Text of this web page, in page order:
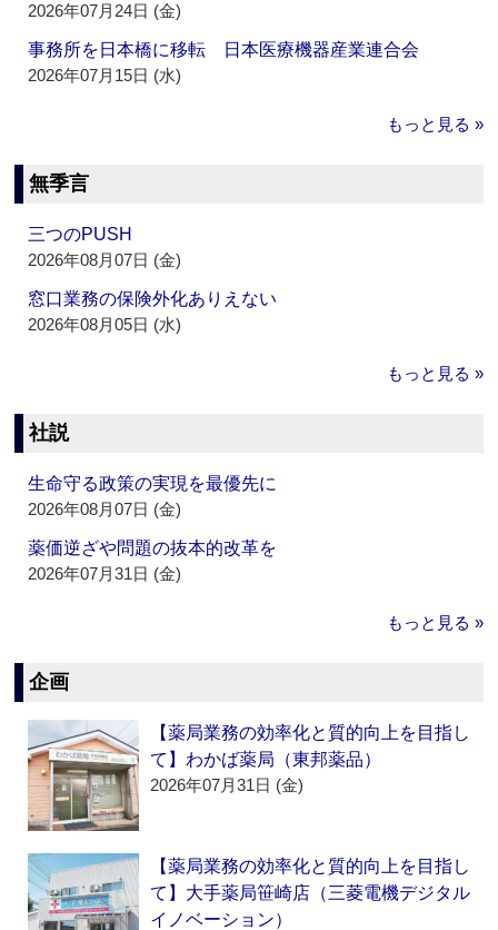
2026年07月24日 (金)
事務所を日本橋に移転 日本医療機器産業連合会
2026年07月15日 (水)
もっと見る »
無季言
三つのPUSH
2026年08月07日 (金)
窓口業務の保険外化ありえない
2026年08月05日 (水)
もっと見る »
社説
生命守る政策の実現を最優先に
2026年08月07日 (金)
薬価逆ざや問題の抜本的改革を
2026年07月31日 (金)
もっと見る »
企画
【薬局業務の効率化と質的向上を目指し
て】わかば薬局（東邦薬品）
2026年07月31日 (金)
【薬局業務の効率化と質的向上を目指し
て】大手薬局笹崎店（三菱電機デジタル
イノベーション）